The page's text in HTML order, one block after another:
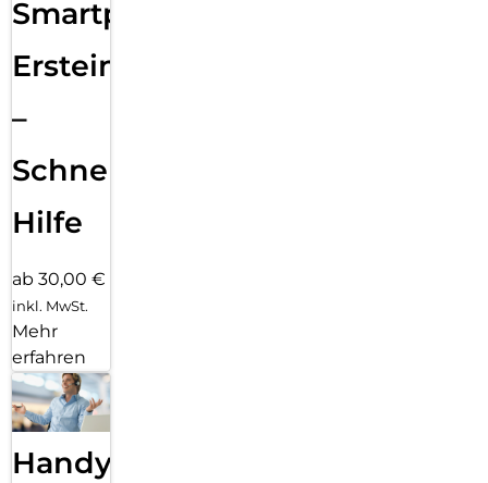
Smartphone
Ersteinrichtung
–
Schnelle
Hilfe
ab 30,00 €
inkl. MwSt.
Mehr
erfahren
Handy